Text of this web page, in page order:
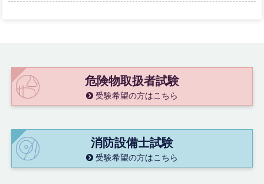
危険物取扱者試験
受験希望の方はこちら
消防設備士試験
受験希望の方はこちら